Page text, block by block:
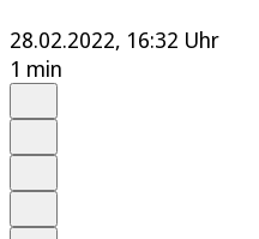
28.02.2022, 16:32 Uhr
1 min